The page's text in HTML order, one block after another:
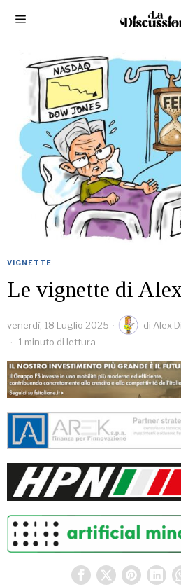
VIGNETTE
Le vignette di Alex
venerdì, 18 Luglio 2025 di Alex
1 minuto di lettura